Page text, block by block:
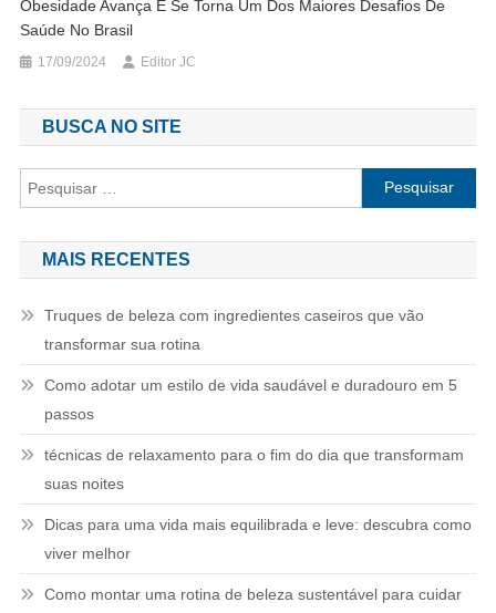
Obesidade Avança E Se Torna Um Dos Maiores Desafios De
Saúde No Brasil
17/09/2024 Editor JC
BUSCA NO SITE
Pesquisar por:
MAIS RECENTES
Truques de beleza com ingredientes caseiros que vão
transformar sua rotina
Como adotar um estilo de vida saudável e duradouro em 5
passos
técnicas de relaxamento para o fim do dia que transformam
suas noites
Dicas para uma vida mais equilibrada e leve: descubra como
viver melhor
Como montar uma rotina de beleza sustentável para cuidar